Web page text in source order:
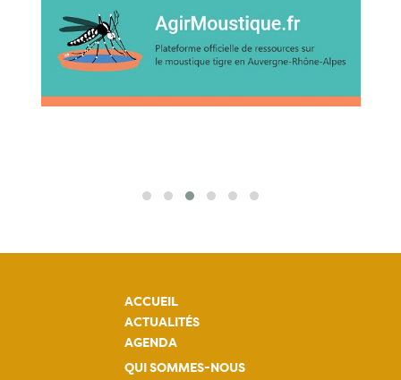
ACCUEIL
ACTUALITÉS
AGENDA
QUI SOMMES-NOUS